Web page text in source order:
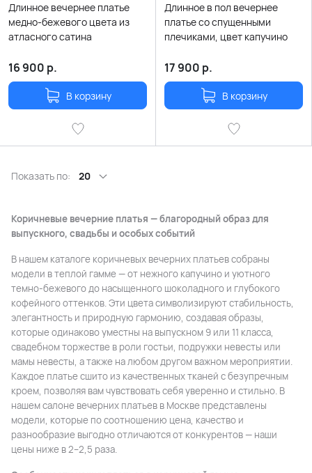
Длинное вечернее платье
медно-бежевого цвета из
атласного сатина
16 900 р.
В корзину
Длинное в пол вечернее
платье со спущенными
плечиками, цвет капучино
17 900 р.
В корзину
Показать по: 20
Коричневые вечерние платья — благородный образ для
выпускного, свадьбы и особых событий
В нашем каталоге коричневых вечерних платьев собраны
модели в теплой гамме — от нежного капучино и уютного
темно-бежевого до насыщенного шоколадного и глубокого
кофейного оттенков. Эти цвета символизируют стабильность,
элегантность и природную гармонию, создавая образы,
которые одинаково уместны на выпускном 9 или 11 класса,
свадебном торжестве в роли гостьи, подружки невесты или
мамы невесты, а также на любом другом важном мероприятии.
Каждое платье сшито из качественных тканей с безупречным
кроем, позволяя вам чувствовать себя уверенно и стильно. В
нашем салоне вечерних платьев в Москве представлены
модели, которые по соотношению цена, качество и
разнообразие выгодно отличаются от конкурентов — наши
цены ниже в 2–2,5 раза.